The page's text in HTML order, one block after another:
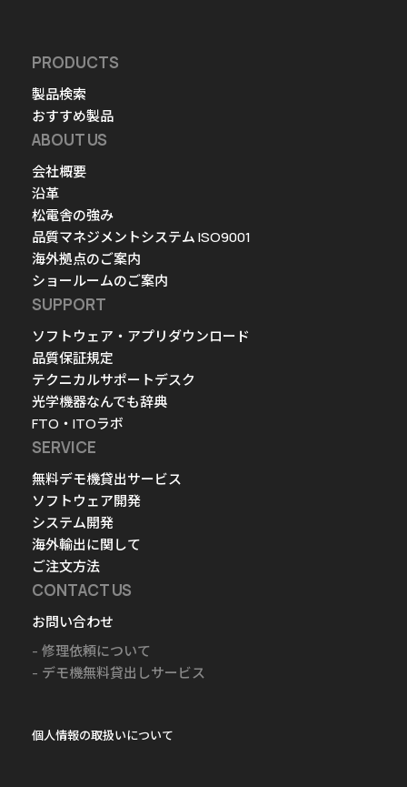
PRODUCTS
製品検索
おすすめ製品
ABOUT US
会社概要
沿革
松電舎の強み
品質マネジメントシステム ISO9001
海外拠点のご案内
ショールームのご案内
SUPPORT
ソフトウェア・アプリダウンロード
品質保証規定
テクニカルサポートデスク
光学機器なんでも辞典
FTO・ITOラボ
SERVICE
無料デモ機貸出サービス
ソフトウェア開発
システム開発
海外輸出に関して
ご注文方法
CONTACT US
お問い合わせ
修理依頼について
デモ機無料貸出しサービス
個人情報の取扱いについて